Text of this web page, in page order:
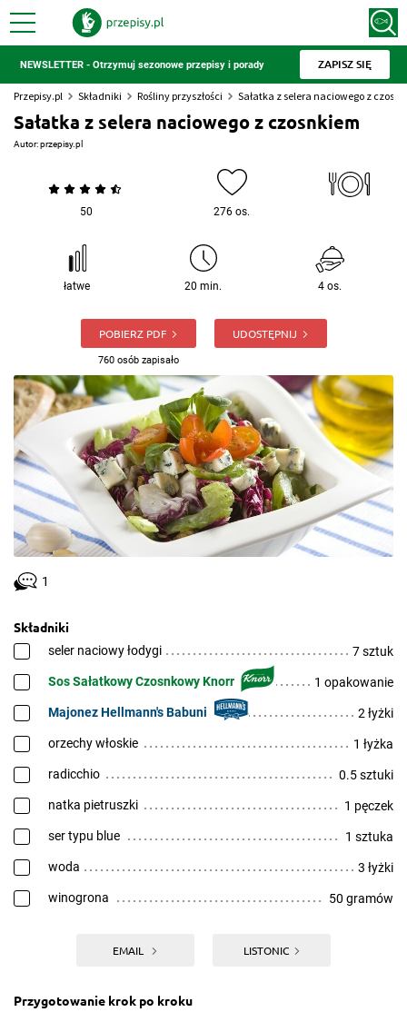
NEWSLETTER - Otrzymuj sezonowe przepisy i porady ZAPISZ SIĘ
Przepisy.pl Składniki Rośliny przyszłości Sałatka z selera naciowego z
Sałatka z selera naciowego z czosnkiem
Autor:przepisy.pl
50 276 os.
łatwe 20 min. 4 os.
POBIERZ PDF
760 osób zapisało
UDOSTĘPNIJ
1
Składniki
seler naciowy łodygi 7 sztuk
Sos Sałatkowy Czosnkowy Knorr 1 opakowanie
Majonez Hellmann's Babuni 2 łyżki
orzechy włoskie 1 łyżka
radicchio 0.5 sztuki
natka pietruszki 1 pęczek
ser typu blue 1 sztuka
woda 3 łyżki
winogrona 50 gramów
EMAIL LISTONIC
Przygotowanie krok po kroku